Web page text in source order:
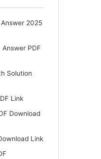
2025
PDF
Solution
Link
Download
Link